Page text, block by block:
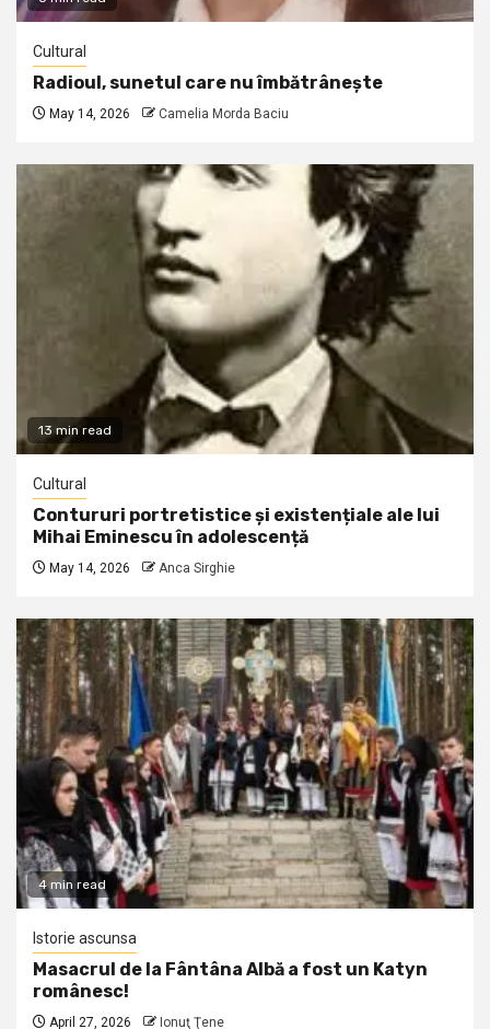
Cultural
Radioul, sunetul care nu îmbătrânește
May 14, 2026 Camelia Morda Baciu
13 min read
Cultural
Contururi portretistice și existențiale ale lui
Mihai Eminescu în adolescență
May 14, 2026 Anca Sirghie
4 min read
Istorie ascunsa
Masacrul de la Fântâna Albă a fost un Katyn
românesc!
April 27, 2026 Ionuţ Ţene